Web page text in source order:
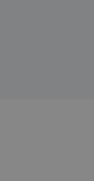
kas